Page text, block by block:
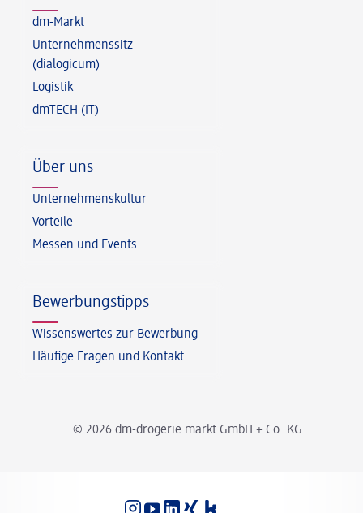
© 2026 dm-drogerie markt GmbH + Co. KG
dm-Markt
Unternehmenssitz
(dialogicum)
Logistik
dmTECH (IT)
Über uns
Unternehmenskultur
Vorteile
Messen und Events
Bewerbungstipps
Wissenswertes zur Bewerbung
Häufige Fragen und Kontakt